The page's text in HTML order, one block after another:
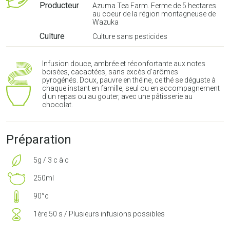
Producteur
Azuma Tea Farm. Ferme de 5 hectares
au coeur de la région montagneuse de
Wazuka
Culture Culture sans pesticides
Infusion douce, ambrée et réconfortante aux notes
boisées, cacaotées, sans excès d'arômes
pyrogénés. Doux, pauvre en théine, ce thé se déguste à
chaque instant en famille, seul ou en accompagnement
d'un repas ou au gouter, avec une pâtisserie au
chocolat.
Préparation
5g / 3 c à c
250ml
90°c
1ère 50 s / Plusieurs infusions possibles